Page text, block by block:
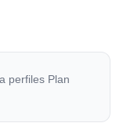
perfiles Plan